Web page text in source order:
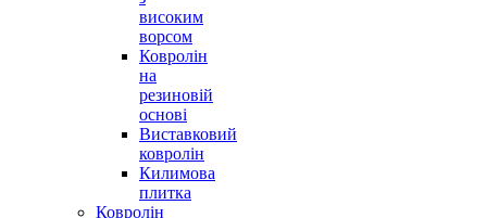
високим
ворсом
Ковролін
на
резиновій
основі
Виставковий
ковролін
Килимова
плитка
Ковролін